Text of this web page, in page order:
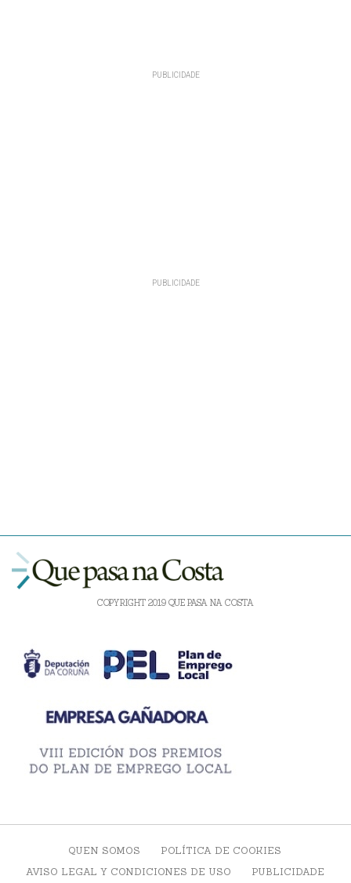
COPYRIGHT 2019 QUE PASA NA COSTA
QUEN SOMOS
POLÍTICA DE COOKIES
AVISO LEGAL Y CONDICIONES DE USO
PUBLICIDADE